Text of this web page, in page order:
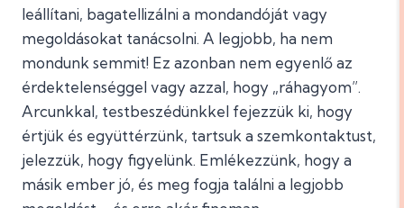
leállítani, bagatellizálni a mondandóját vagy
megoldásokat tanácsolni. A legjobb, ha nem
mondunk semmit! Ez azonban nem egyenlő az
érdektelenséggel vagy azzal, hogy „ráhagyom”.
Arcunkkal, testbeszédünkkel fejezzük ki, hogy
értjük és együttérzünk, tartsuk a szemkontaktust,
jelezzük, hogy figyelünk. Emlékezzünk, hogy a
másik ember jó, és meg fogja találni a legjobb